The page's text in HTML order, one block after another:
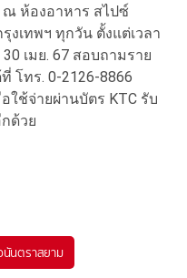
ห้องอาหาร สไปซ์
งเทพฯ ทุกวัน ตั้งแต่เวลา
เมย. 67 สอบถามราย
โทร. 0-2126-8866
ใช้จ่ายผ่านบัตร KTC รับ
ด้วย
นันตราสยาม